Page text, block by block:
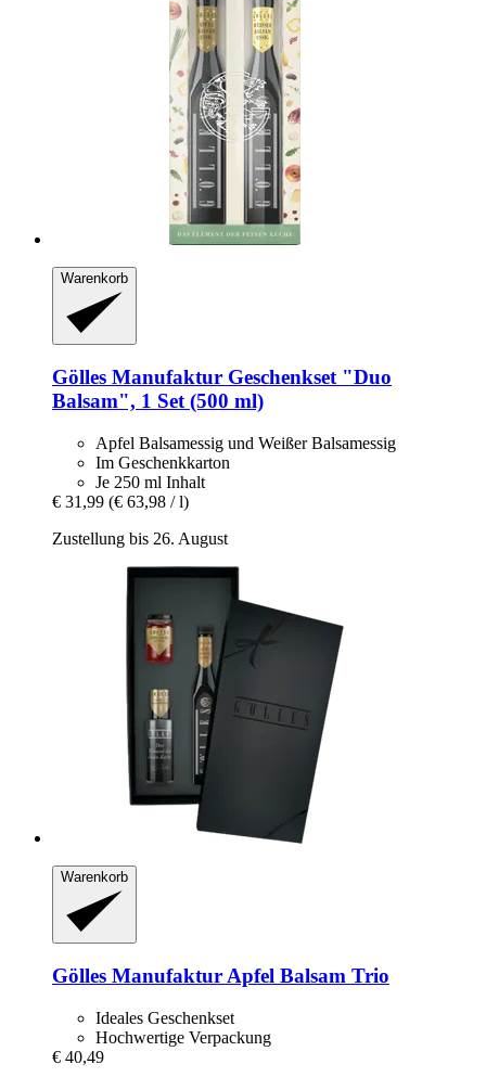
Warenkorb
Gölles Manufaktur Geschenkset "Duo
Balsam", 1 Set (500 ml)
Apfel Balsamessig und Weißer Balsamessig
Im Geschenkkarton
Je 250 ml Inhalt
€ 31,99 (€ 63,98 / l)
Zustellung bis 26. August
Warenkorb
Gölles Manufaktur Apfel Balsam Trio
Ideales Geschenkset
Hochwertige Verpackung
€ 40,49